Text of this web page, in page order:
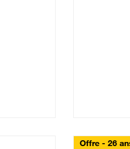
Offre - 26